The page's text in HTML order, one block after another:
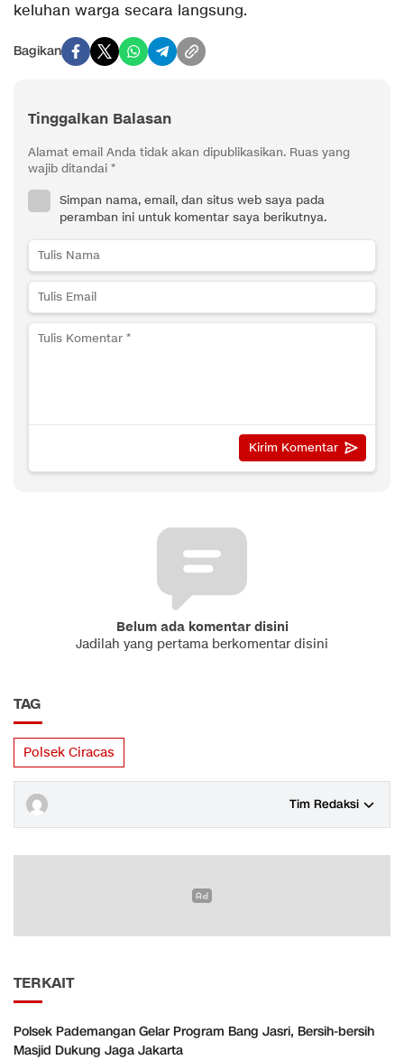
keluhan warga secara langsung.
Bagikan
Tinggalkan Balasan
Alamat email Anda tidak akan dipublikasikan. Ruas yang
wajib ditandai *
Simpan nama, email, dan situs web saya pada
peramban ini untuk komentar saya berikutnya.
Belum ada komentar disini
Jadilah yang pertama berkomentar disini
TAG
Polsek Ciracas
Tim Redaksi
TERKAIT
Polsek Pademangan Gelar Program Bang Jasri, Bersih-bersih
Masjid Dukung Jaga Jakarta